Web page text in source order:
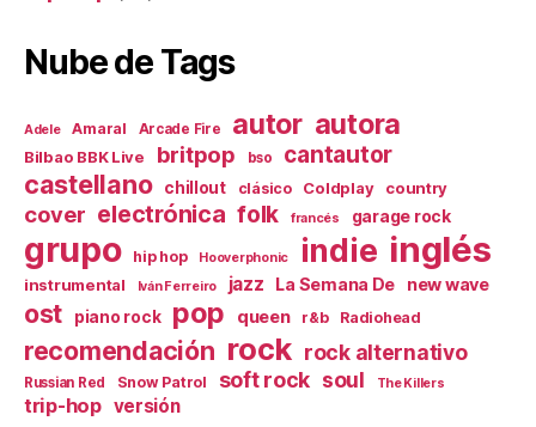
Nube de Tags
Adele Amaral Arcade Fire autor autora
Bilbao BBK Live britpop bso cantautor
castellano chillout clásico Coldplay country
cover electrónica folk francés garage rock
grupo hip hop Hooverphonic indie inglés
instrumental Iván Ferreiro jazz La Semana De new wave
ost piano rock pop queen r&b Radiohead
recomendación rock rock alternativo
Russian Red Snow Patrol soft rock soul The Killers
trip-hop versión